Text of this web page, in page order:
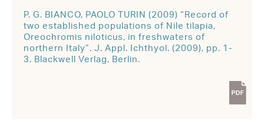
P. G. BIANCO, PAOLO TURIN (2009) “Record of
two established populations of Nile tilapia,
Oreochromis niloticus, in freshwaters of
northern Italy”. J. Appl. Ichthyol. (2009), pp. 1-
3. Blackwell Verlag, Berlin.